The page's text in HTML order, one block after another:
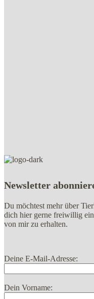
Newsletter
Du möchtest mehr über
dich hier gerne freiwillig
von mir zu erhalten.
Deine E-Mail-Adresse:
Dein Vorname: